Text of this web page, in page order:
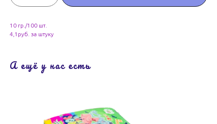
10 гр./100 шт.
4,1руб. за штуку
А ещё у нас есть